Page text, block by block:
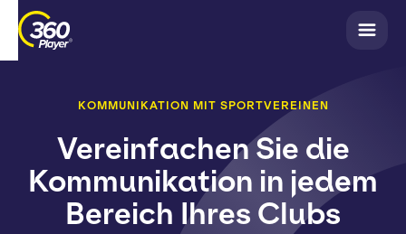
KOMMUNIKATION MIT SPORTVEREINEN
Vereinfachen Sie die
Kommunikation in jedem
Bereich Ihres Clubs